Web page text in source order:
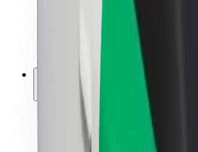
ურბანული ფონდი
უსაფრთხოება
მგზავრების უსაფრთხოება
მძღოლების უსაფრთხოება